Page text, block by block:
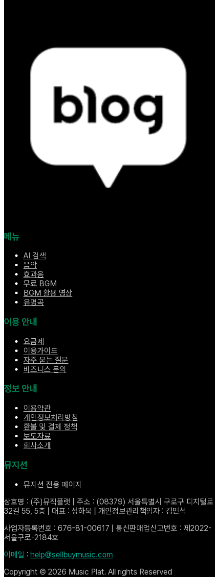
메뉴
AI 검색
음악
효과음
무료 BGM
BGM 활용 영상
유명곡
이용 안내
요금제
이용가이드
자주 묻는 질문
비즈니스 문의
정보 안내
이용약관
개인정보처리방침
환불 및 결제 정책
보도자료
회사소개
뮤지션
뮤지션 전용 페이지
상호명 : (주)뮤직플랫 | 주소 : (08379) 서울특별시 구로구 디지털로
32길 55, 5층 | 대표 : 성하묵 | 개인정보관리책임자 : 김민석
사업자등록번호 : 676-81-00617 | 통신판매업신고번호 : 제2022-
서울구로-2184호
이메일 : help@sellbuymusic.com
Copyright © 2026 Music Plat. All rights Reserved